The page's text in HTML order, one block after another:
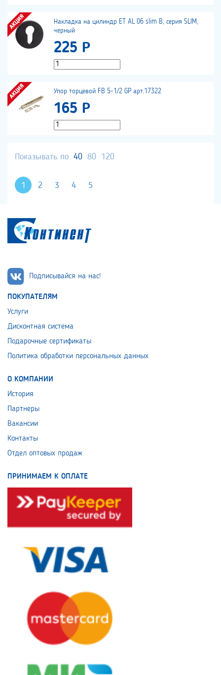
Накладка на цилиндр ET AL 06 slim B, серия SLIM,
черный
225 Р
Упор торцевой FB 5-1/2 GP арт.17322
165 Р
Показывать по 40 80 120
1 2 3 4 5
Подписывайся на нас!
ПОКУПАТЕЛЯМ
Услуги
Дисконтная система
Подарочные сертификаты
Политика обработки персональных данных
О КОМПАНИИ
История
Партнеры
Вакансии
Контакты
Отдел оптовых продаж
ПРИНИМАЕМ К ОПЛАТЕ